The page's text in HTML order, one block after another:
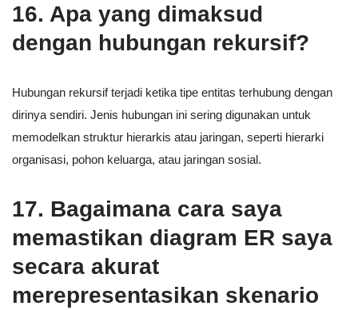
16. Apa yang dimaksud
dengan hubungan rekursif?
Hubungan rekursif terjadi ketika tipe entitas terhubung dengan
dirinya sendiri. Jenis hubungan ini sering digunakan untuk
memodelkan struktur hierarkis atau jaringan, seperti hierarki
organisasi, pohon keluarga, atau jaringan sosial.
17. Bagaimana cara saya
memastikan diagram ER saya
secara akurat
merepresentasikan skenario